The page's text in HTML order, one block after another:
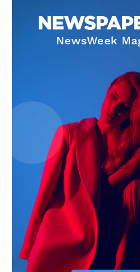
개인정보취급방침
청소년보호정책